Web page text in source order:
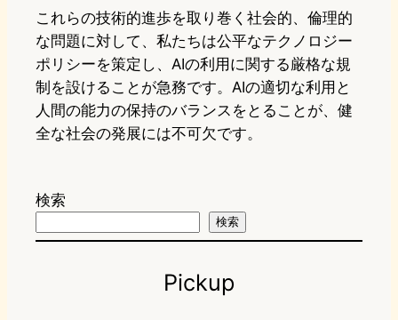
これらの技術的進歩を取り巻く社会的、倫理的
な問題に対して、私たちは公平なテクノロジー
ポリシーを策定し、AIの利用に関する厳格な規
制を設けることが急務です。AIの適切な利用と
人間の能力の保持のバランスをとることが、健
全な社会の発展には不可欠です。
検索
検索
Pickup